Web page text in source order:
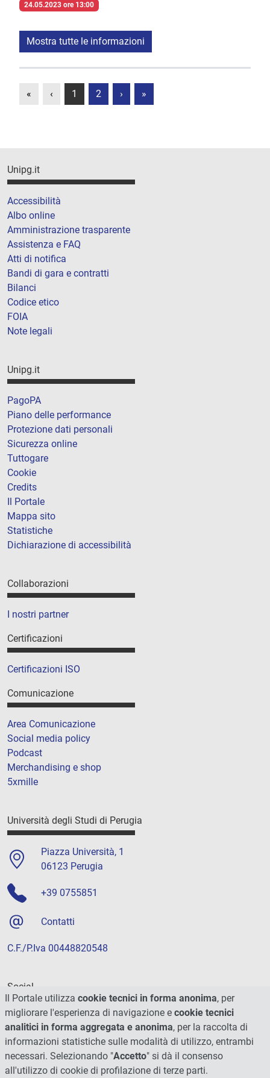
24.05.2023 ore 13:00
Mostra tutte le informazioni
« ‹ 1 2 › »
Unipg.it
Accessibilità
Albo online
Amministrazione trasparente
Assistenza e FAQ
Atti di notifica
Bandi di gara e contratti
Bilanci
Codice etico
FOIA
Note legali
Unipg.it
PagoPA
Piano delle performance
Protezione dati personali
Sicurezza online
Tuttogare
Cookie
Credits
Il Portale
Mappa sito
Statistiche
Dichiarazione di accessibilità
Collaborazioni
I nostri partner
Certificazioni
Certificazioni ISO
Comunicazione
Area Comunicazione
Social media policy
Podcast
Merchandising e shop
5xmille
Università degli Studi di Perugia
Piazza Università, 1
06123 Perugia
+39 0755851
Contatti
C.F./P.Iva 00448820548
Social
Il Portale utilizza cookie tecnici in forma anonima, per
migliorare l'esperienza di navigazione e cookie tecnici
analitici in forma aggregata e anonima, per la raccolta di
informazioni statistiche sulle modalità di utilizzo, entrambi
necessari. Selezionando "Accetto" si dà il consenso
all'utilizzo di cookie di profilazione di terze parti.